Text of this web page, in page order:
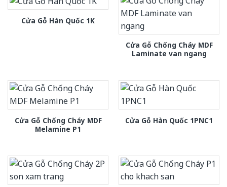
Cửa Gỗ Hàn Quốc 1K
Cửa Gỗ Chống Cháy MDF
Laminate van ngang
Cửa Gỗ Chống Cháy MDF
Melamine P1
Cửa Gỗ Hàn Quốc 1PNC1